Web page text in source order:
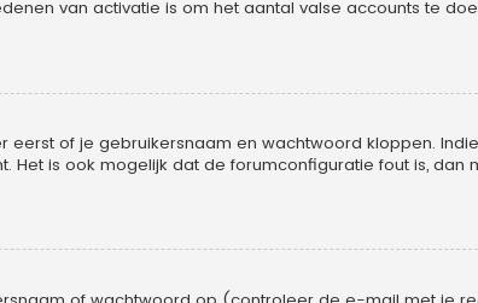
van activatie is om het aantal valse accounts te
of je gebruikersnaam en wachtwoord kloppen.
is ook mogelijk dat de forumconfiguratie fout is,